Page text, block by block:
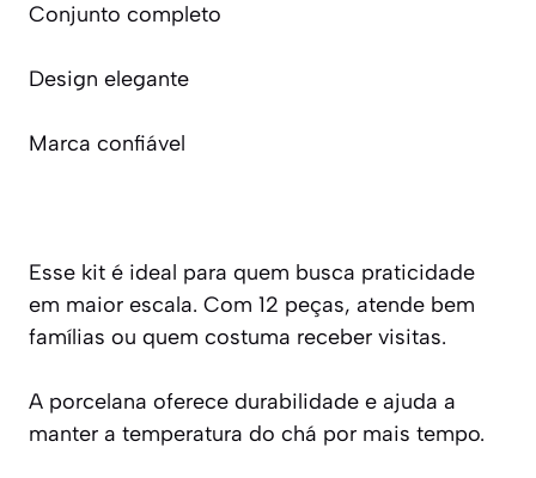
Conjunto completo
Design elegante
Marca confiável
Esse kit é ideal para quem busca praticidade
em maior escala. Com 12 peças, atende bem
famílias ou quem costuma receber visitas.
A porcelana oferece durabilidade e ajuda a
manter a temperatura do chá por mais tempo.